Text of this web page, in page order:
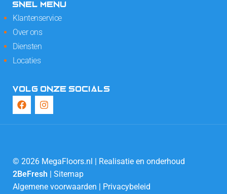
SNEL MENU
Klantenservice
Over ons
Diensten
Locaties
VOLG ONZE SOCIALS
© 2026 MegaFloors.nl | Realisatie en onderhoud
2BeFresh | Sitemap
Algemene voorwaarden | Privacybeleid